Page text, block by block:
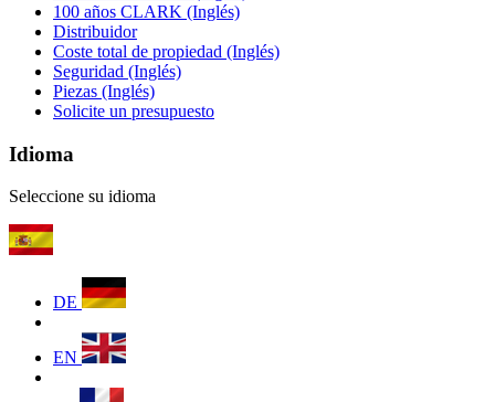
100 años CLARK (Inglés)
Distribuidor
Coste total de propiedad (Inglés)
Seguridad (Inglés)
Piezas (Inglés)
Solicite un presupuesto
Idioma
Seleccione su idioma
DE
EN